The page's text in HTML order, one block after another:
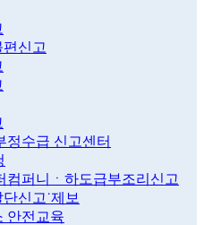
신고
정수급 신고센터
컴퍼니ㆍ하도급부조리신고
신고˙제보
안전교육